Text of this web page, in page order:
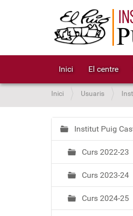
Inici El centre
S
o
u
:
Inici Usuaris
N
a
e
a
Institut Puig
Curs 2022-23
Curs 2023-24
Curs 2024-25